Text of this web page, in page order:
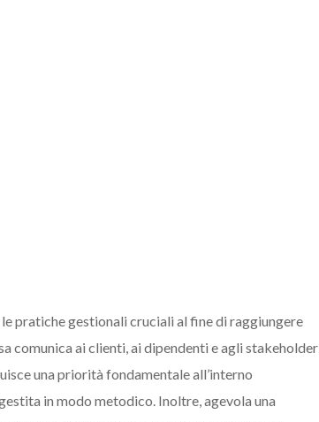
pratiche gestionali cruciali al fine di raggiungere
comunica ai clienti, ai dipendenti e agli stakeholder
una priorità fondamentale all’interno
in modo metodico. Inoltre, agevola una